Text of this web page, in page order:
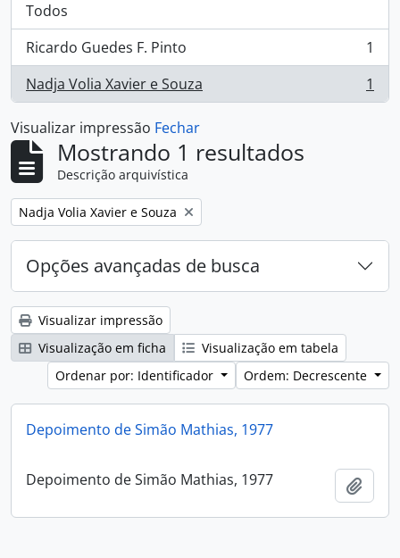
Todos
Ricardo Guedes F. Pinto
, 1 resultados
1
Nadja Volia Xavier e Souza
, 1 resultados 1
Visualizar impressão Fechar
Mostrando 1 resultados
Descrição arquivística
Remover filtro:
Nadja Volia Xavier e Souza
Opções avançadas de busca
Visualizar impressão
Visualização em ficha
Visualização em tabela
Ordenar por: Identificador
Ordem: Decrescente
Depoimento de Simão Mathias, 1977
Depoimento de Simão Mathias, 1977